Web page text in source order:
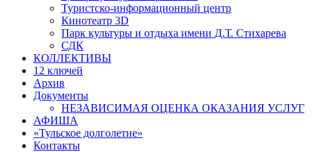
Туристско-информационный центр
Кинотеатр 3D
Парк культуры и отдыха имени Д.Т. Стихарева
СДК
КОЛЛЕКТИВЫ
12 ключей
Архив
Документы
НЕЗАВИСИМАЯ ОЦЕНКА ОКАЗАНИЯ УСЛУГ
АФИША
«Тульское долголетие»
Контакты